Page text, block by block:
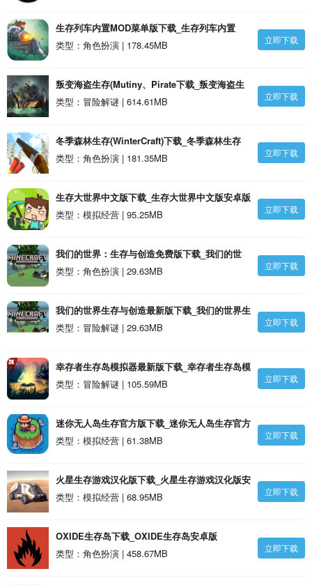
生存列车内置MOD菜单版下载_生存列车内置
MOD菜单版安卓版
类型：角色扮演 | 178.45MB 立即下载
叛变海盗生存(Mutiny、Pirate下载_叛变海盗生
存(Mutiny、Pirate安卓版
类型：冒险解谜 | 614.61MB 立即下载
冬季森林生存(WinterCraft)下载_冬季森林生存
(WinterCraft)安卓版
类型：角色扮演 | 181.35MB 立即下载
生存大世界中文版下载_生存大世界中文版安卓版
类型：模拟经营 | 95.25MB
立即下载
我们的世界：生存与创造免费版下载_我们的世
界：生存与创造免费版安卓版
类型：角色扮演 | 29.63MB 立即下载
我们的世界生存与创造最新版下载_我们的世界生
存与创造最新版安卓版
类型：冒险解谜 | 29.63MB 立即下载
幸存者生存岛模拟器最新版下载_幸存者生存岛模
拟器最新版安卓版
类型：冒险解谜 | 105.59MB 立即下载
迷你无人岛生存官方版下载_迷你无人岛生存官方
版安卓版
类型：模拟经营 | 61.38MB 立即下载
火星生存游戏汉化版下载_火星生存游戏汉化版安
卓版
类型：模拟经营 | 68.95MB 立即下载
OXIDE生存岛下载_OXIDE生存岛安卓版
类型：角色扮演 | 458.67MB
立即下载